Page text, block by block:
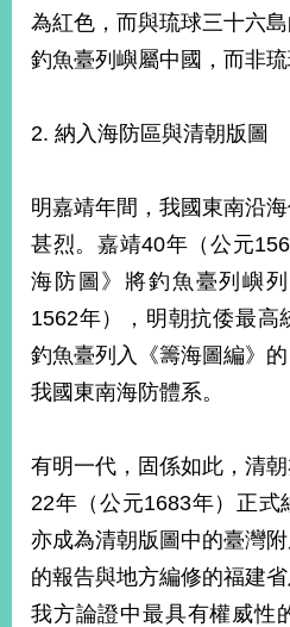
礙
網
站
絡
我
們
為紅色，而與琉球三十六
釣魚臺列嶼屬中國，而非琉
2. 納入海防區與清朝版圖
明嘉靖年間，我國東南沿
甚烈。嘉靖40年（公元
海防圖》將釣魚臺列嶼
1562年），明朝抗倭最高
釣魚臺列入《籌海圖編》
我國東南海防體系。
有明一代，固係如此，清
22年（公元1683年）正式
亦成為清朝版圖中的臺灣
的報告與地方編修的福建
我方論證中最具有權威性